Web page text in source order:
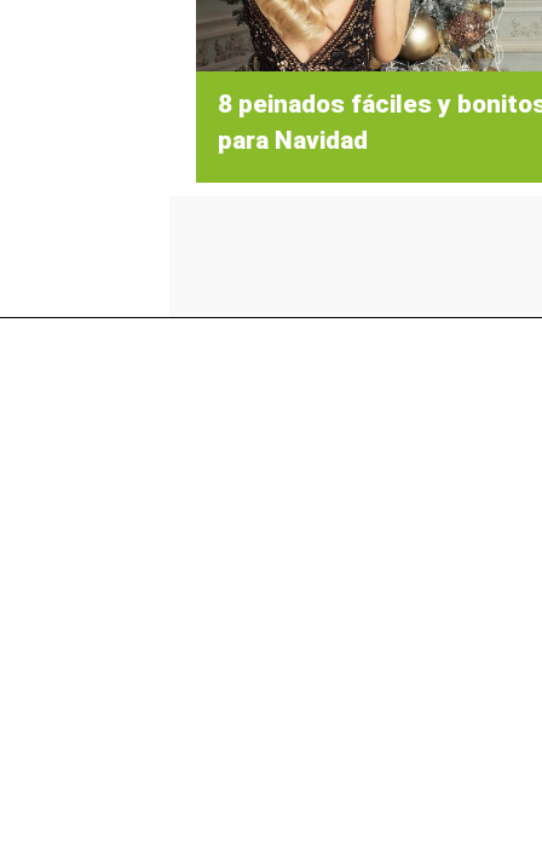
8 peinados fáciles y
para Navidad